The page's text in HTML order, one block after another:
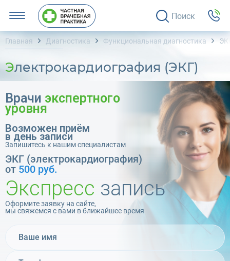
Поиск
Главная Диагностика Функциональная диагностика
Электрокардиография (ЭКГ)
Врачи экспертного
уровня
Возможен приём
в день записи
Запишитесь к нашим специалистам
ЭКГ (электрокардиография)
от 500 руб.
Экспресс запись
Оформите заявку на сайте,
мы свяжемся с вами в ближайшее время